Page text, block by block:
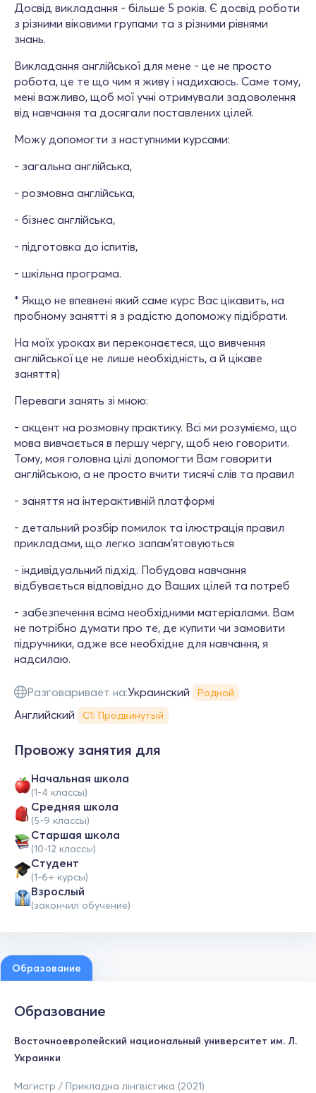
Досвід викладання - більше 5 років. Є досвід роботи
з різними віковими групами та з різними рівнями
знань.
Викладання англійської для мене - це не просто
робота, це те що чим я живу і надихаюсь. Саме тому,
мені важливо, щоб мої учні отримували задоволення
від навчання та досягали поставлених цілей.
Можу допомогти з наступними курсами:
- загальна англійська,
- розмовна англійська,
- бізнес англійська,
- підготовка до іспитів,
- шкільна програма.
* Якщо не впевнені який саме курс Вас цікавить, на
пробному занятті я з радістю допоможу підібрати.
На моїх уроках ви переконаєтеся, що вивчення
англійської це не лише необхідність, а й цікаве
заняття)
Переваги занять зі мною:
- акцент на розмовну практику. Всі ми розуміємо, що
мова вивчається в першу чергу, щоб нею говорити.
Тому, моя головна цілі допомогти Вам говорити
англійською, а не просто вчити тисячі слів та правил
- заняття на інтерактивній платформі
- детальний розбір помилок та ілюстрація правил
прикладами, що легко запам'ятовуються
- індивідуальний підхід. Побудова навчання
відбувається відповідно до Ваших цілей та потреб
- забезпечення всіма необхідними матеріалами. Вам
не потрібно думати про те, де купити чи замовити
підручники, адже все необхідне для навчання, я
надсилаю.
Разговаривает на:Украинский Родной
Английский С1: Продвинутый
Провожу занятия для
Начальная школа
(1-4 классы)
Средняя школа
(5-9 классы)
Cтаршая школа
(10-12 классы)
Студент
(1-6+ курсы)
Взрослый
(закончил обучение)
Образование
Образование
Восточноевропейский национальный университет им. Л.
Украинки
Магистр / Прикладна лінгвістика (2021)